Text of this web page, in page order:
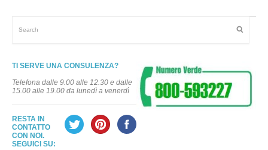
TI SERVE UNA CONSULENZA?
Telefona dalle 9.00 alle 12.30 e dalle
15.00 alle 19.00 da lunedì a venerdì
RESTA IN
CONTATTO
CON NOI.
SEGUICI SU: